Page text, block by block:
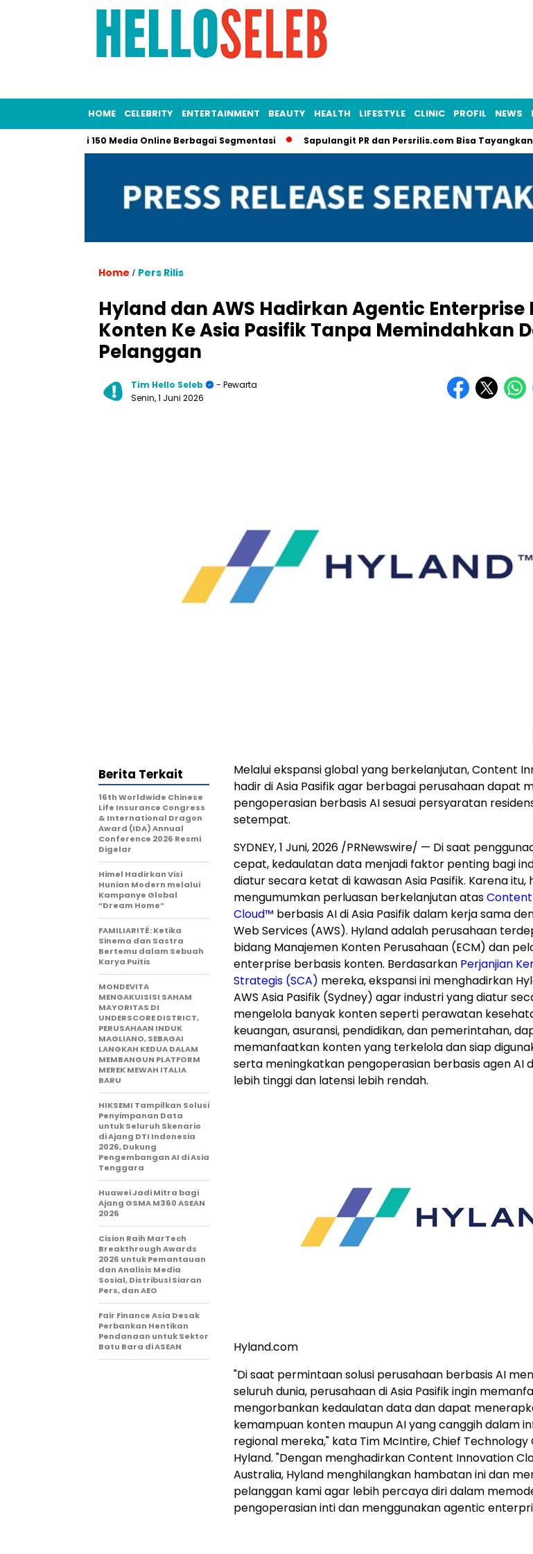
HOME CELEBRITY ENTERTAINMENT BEAUTY HEALTH LIFESTYLE CLINIC PROFIL NEWS
Lebih dari 150 Media Online Berbagai Segmentasi Sapulangit PR dan Persrilis.com Bisa Tayangkan
Home / Pers Rilis
Hyland dan AWS Hadirkan Agentic Enterprise
Konten Ke Asia Pasifik Tanpa Memindahkan
Pelanggan
Tim Hello Seleb
- Pewarta
Senin, 1 Juni 2026
Melalui ekspansi global yang berkelanjutan, Content
hadir di Asia Pasifik agar berbagai perusahaan dapat
pengoperasian berbasis AI sesuai persyaratan
setempat.
SYDNEY,1 Juni, 2026 /PRNewswire/ — Di saat
cepat, kedaulatan data menjadi faktor penting bagi
diatur secara ketat di kawasan Asia Pasifik. Karena itu,
mengumumkan perluasan berkelanjutan atas
Cloud™ berbasis AI di Asia Pasifik dalam kerja sama
Web Services (AWS). Hyland adalah perusahaan
bidang Manajemen Konten Perusahaan (ECM) dan
enterprise berbasis konten. Berdasarkan Perjanjian
Strategis (SCA) mereka, ekspansi ini menghadirkan
AWS Asia Pasifik (Sydney) agar industri yang diatur
mengelola banyak konten seperti perawatan
keuangan, asuransi, pendidikan, dan pemerintahan,
memanfaatkan konten yang terkelola dan siap
serta meningkatkan pengoperasian berbasis agen AI
lebih tinggi dan latensi lebih rendah.
Hyland.com
"Di saat permintaan solusi perusahaan berbasis AI
seluruh dunia, perusahaan di Asia Pasifik ingin
mengorbankan kedaulatan data dan dapat
kemampuan konten maupun AI yang canggih dalam
regional mereka," kata Tim McIntire, Chief Technology
Hyland. "Dengan menghadirkan Content Innovation
Australia, Hyland menghilangkan hambatan ini dan
pelanggan kami agar lebih percaya diri dalam
pengoperasian inti dan menggunakan agentic
Berita Terkait
16th Worldwide Chinese
Life Insurance Congress
& International Dragon
Award (IDA) Annual
Conference 2026 Resmi
Digelar
Himel Hadirkan Visi
Hunian Modern melalui
Kampanye Global
“Dream Home”
FAMILIARITÉ: Ketika
Sinema dan Sastra
Bertemu dalam Sebuah
Karya Puitis
MONDEVITA
MENGAKUISISI SAHAM
MAYORITAS DI
UNDERSCORE DISTRICT,
PERUSAHAAN INDUK
MAGLIANO, SEBAGAI
LANGKAH KEDUA DALAM
MEMBANGUN PLATFORM
MEREK MEWAH ITALIA
BARU
HIKSEMI Tampilkan Solusi
Penyimpanan Data
untuk Seluruh Skenario
di Ajang DTI Indonesia
2026, Dukung
Pengembangan AI di Asia
Tenggara
Huawei Jadi Mitra bagi
Ajang GSMA M360 ASEAN
2026
Cision Raih MarTech
Breakthrough Awards
2026 untuk Pemantauan
dan Analisis Media
Sosial, Distribusi Siaran
Pers, dan AEO
Fair Finance Asia Desak
Perbankan Hentikan
Pendanaan untuk Sektor
Batu Bara di ASEAN